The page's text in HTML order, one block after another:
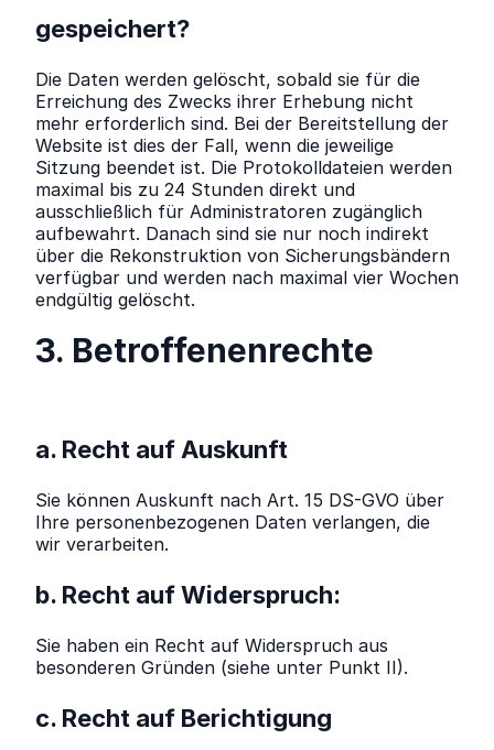
gespeichert?
Die Daten werden gelöscht, sobald sie für die
Erreichung des Zwecks ihrer Erhebung nicht
mehr erforderlich sind. Bei der Bereitstellung der
Website ist dies der Fall, wenn die jeweilige
Sitzung beendet ist. Die Protokolldateien werden
maximal bis zu 24 Stunden direkt und
ausschließlich für Administratoren zugänglich
aufbewahrt. Danach sind sie nur noch indirekt
über die Rekonstruktion von Sicherungsbändern
verfügbar und werden nach maximal vier Wochen
endgültig gelöscht.
3. Betroffenenrechte
a. Recht auf Auskunft
Sie können Auskunft nach Art. 15 DS-GVO über
Ihre personenbezogenen Daten verlangen, die
wir verarbeiten.
b. Recht auf Widerspruch:
Sie haben ein Recht auf Widerspruch aus
besonderen Gründen (siehe unter Punkt II).
c. Recht auf Berichtigung